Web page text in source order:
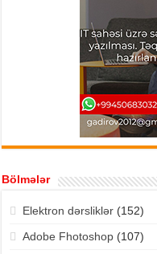
Bölmələr
Elektron dərsliklər(152)
Adobe Fhotoshop(107)